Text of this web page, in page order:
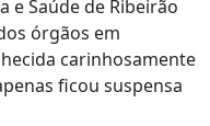
e Saúde de Ribeirão
órgãos em
carinhosamente
ficou suspensa